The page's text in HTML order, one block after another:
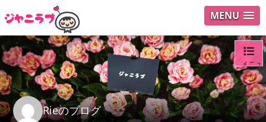
MENU
Rieのブログ
メニュ
ログイ